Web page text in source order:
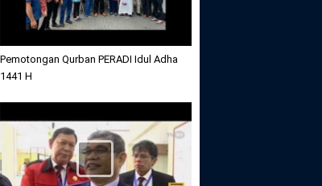
Pemotongan Qurban PERADI Idul Adha
1441 H